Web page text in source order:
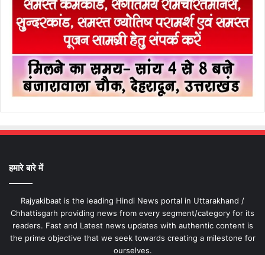
हमारे बारे में
Rajyakibaat is the leading Hindi News portal in Uttarakhand /
Chhattisgarh providing news from every segment/category for its
readers. Fast and Latest news updates with authentic content is
the prime objective that we seek towards creating a milestone for
ourselves.